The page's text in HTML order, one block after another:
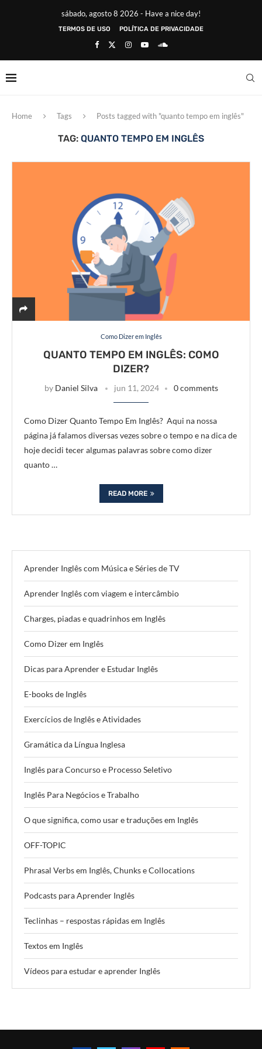
sábado, agosto 8 2026 - Have a nice day!
TERMOS DE USO POLÍTICA DE PRIVACIDADE
Home Tags Posts tagged with "quanto tempo em inglês"
TAG: QUANTO TEMPO EM INGLÊS
Como Dizer em Inglês
QUANTO TEMPO EM INGLÊS: COMO
DIZER?
by Daniel Silva jun 11, 2024 0 comments
Como Dizer Quanto Tempo Em Inglês? Aqui na nossa
página já falamos diversas vezes sobre o tempo e na dica de
hoje decidi tecer algumas palavras sobre como dizer
quanto …
READ MORE
Aprender Inglês com Música e Séries de TV
Aprender Inglês com viagem e intercâmbio
Charges, piadas e quadrinhos em Inglês
Como Dizer em Inglês
Dicas para Aprender e Estudar Inglês
E-books de Inglês
Exercícios de Inglês e Atividades
Gramática da Língua Inglesa
Inglês para Concurso e Processo Seletivo
Inglês Para Negócios e Trabalho
O que significa, como usar e traduções em Inglês
OFF-TOPIC
Phrasal Verbs em Inglês, Chunks e Collocations
Podcasts para Aprender Inglês
Teclinhas – respostas rápidas em Inglês
Textos em Inglês
Vídeos para estudar e aprender Inglês